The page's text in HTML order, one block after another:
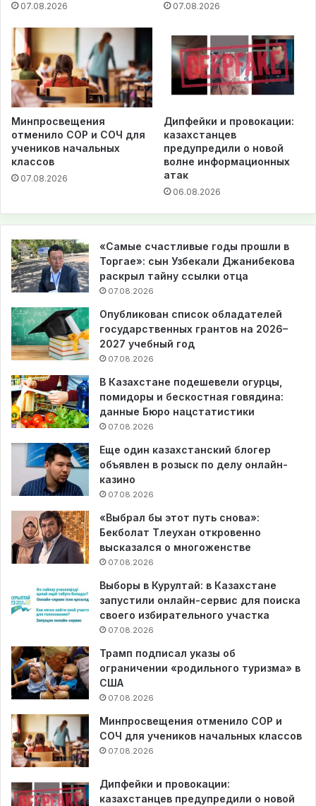
07.08.2026 07.08.2026
Минпросвещения
отменило СОР и СОЧ для
учеников начальных
классов
07.08.2026
Дипфейки и провокации:
казахстанцев
предупредили о новой
волне информационных
атак
06.08.2026
«Самые счастливые годы прошли в
Торгае»: сын Узбекали Джанибекова
раскрыл тайну ссылки отца
07.08.2026
Опубликован список обладателей
государственных грантов на 2026–
2027 учебный год
07.08.2026
В Казахстане подешевели огурцы,
помидоры и бескостная говядина:
данные Бюро нацстатистики
07.08.2026
Еще один казахстанский блогер
объявлен в розыск по делу онлайн-
казино
07.08.2026
«Выбрал бы этот путь снова»:
Бекболат Тлеухан откровенно
высказался о многоженстве
07.08.2026
Выборы в Курултай: в Казахстане
запустили онлайн-сервис для поиска
своего избирательного участка
07.08.2026
Трамп подписал указы об
ограничении «родильного туризма» в
США
07.08.2026
Минпросвещения отменило СОР и
СОЧ для учеников начальных классов
07.08.2026
Дипфейки и провокации:
казахстанцев предупредили о новой